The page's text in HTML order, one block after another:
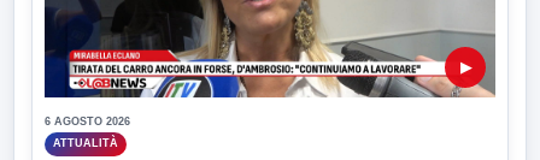
▶
6 AGOSTO 2026
ATTUALITÀ